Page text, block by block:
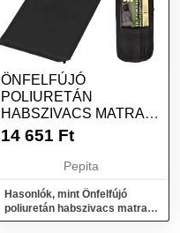
ÖNFELFÚJÓ
POLIURETÁN
HABSZIVACS MATRAC,
180X50X5CM, FEKETE
14 651 Ft
Pepita
Hasonlók, mint Önfelfújó
poliuretán habszivacs matrac,
180x50x5cm, fekete